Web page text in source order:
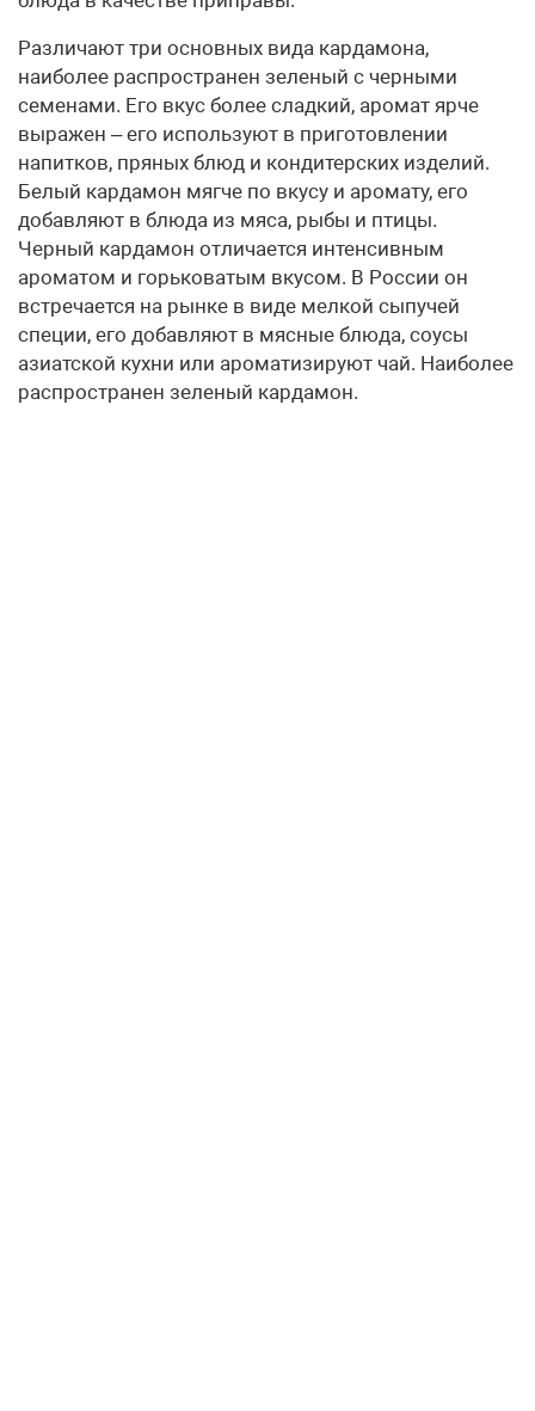
Различают три основных вида кардамона,
наиболее распространен зеленый с черными
семенами. Его вкус более сладкий, аромат ярче
выражен – его используют в приготовлении
напитков, пряных блюд и кондитерских изделий.
Белый кардамон мягче по вкусу и аромату, его
добавляют в блюда из мяса, рыбы и птицы.
Черный кардамон отличается интенсивным
ароматом и горьковатым вкусом. В России он
встречается на рынке в виде мелкой сыпучей
специи, его добавляют в мясные блюда, соусы
азиатской кухни или ароматизируют чай. Наиболее
распространен зеленый кардамон.